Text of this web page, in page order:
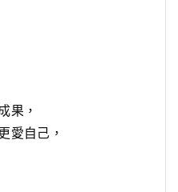
果，
愛自己，